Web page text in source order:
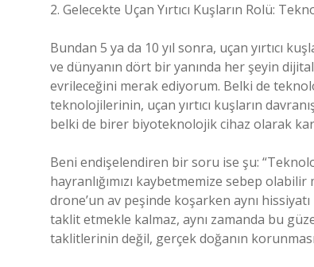
2. Gelecekte Uçan Yırtıcı Kuşların Rolü:
Bundan 5 ya da 10 yıl sonra, uçan yırtıcı
ve dünyanın dört bir yanında her şeyin
evrileceğini merak ediyorum. Belki de
teknolojilerinin, uçan yırtıcı kuşların
belki de birer biyoteknolojik cihaz olarak
Beni endişelendiren bir soru ise şu:
hayranlığımızı kaybetmemize sebep
drone’un av peşinde koşarken aynı
taklit etmekle kalmaz, aynı zamanda bu
taklitlerinin değil, gerçek doğanın